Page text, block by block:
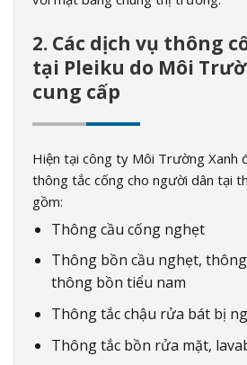
2. Các dịch vụ thông
tại Pleiku do Môi
cung cấp
Hiện tại công ty Môi Trường Xanh
thông tắc cống cho người dân tại
gồm:
Thông cầu cống nghẹt
Thông bồn cầu nghẹt,
thông bồn tiểu nam
Thông tắc chậu rửa bát bị
Thông tắc bồn rửa mặt,